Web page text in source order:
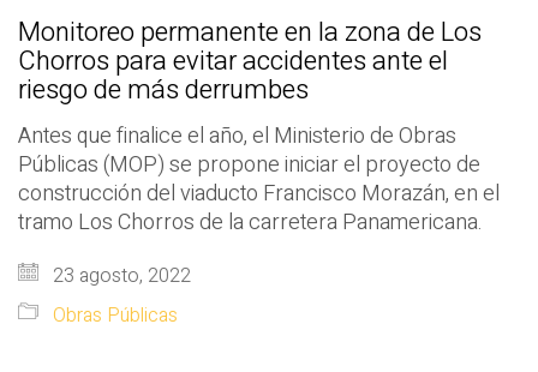
Monitoreo permanente en la zona de Los
Chorros para evitar accidentes ante el
riesgo de más derrumbes
Antes que finalice el año, el Ministerio de Obras
Públicas (MOP) se propone iniciar el proyecto de
construcción del viaducto Francisco Morazán, en el
tramo Los Chorros de la carretera Panamericana.
23 agosto, 2022
Obras Públicas